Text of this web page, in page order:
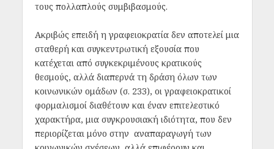
τους πολλαπλούς συμβιβασμούς.
Ακριβώς επειδή η γραφειοκρατία δεν αποτελεί μια
σταθερή και συγκεντρωτική εξουσία που
κατέχεται από συγκεκριμένους κρατικούς
θεσμούς, αλλά διαπερνά τη δράση όλων των
κοινωνικών ομάδων (σ. 233), οι γραφειοκρατικοί
φορμαλισμοί διαθέτουν και έναν επιτελεστικό
χαρακτήρα, μια συγκρουσιακή ιδιότητα, που δεν
περιορίζεται μόνο στην αναπαραγωγή των